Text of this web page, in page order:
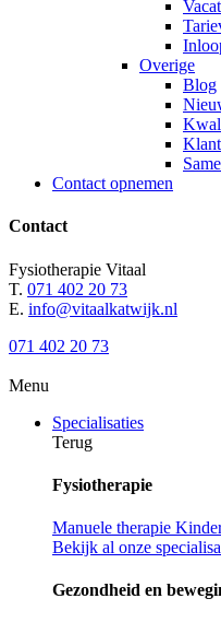
Overige
Blog
Contact opnemen
Contact
Fysiotherapie Vitaal
T. 071 402 20 73
E. info@vitaalkatwijk.nl
071 402 20 73
Menu
Specialisaties
Terug
Fysiotherapie
Manuele therapie
Bekijk al onze
Gezondheid en